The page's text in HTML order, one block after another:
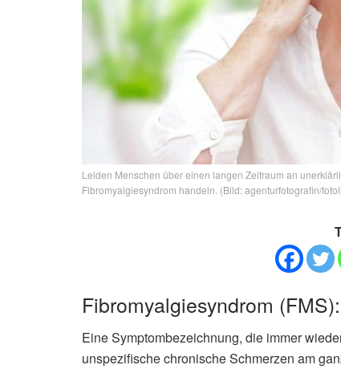
Leiden Menschen über einen langen Zeitraum an
Fibromyalgiesyndrom handeln. (Bild: agenturfotografin/
Fibromyalgiesyndrom
Eine Symptombezeichnung, die immer
unspezifische chronische Schmerzen am